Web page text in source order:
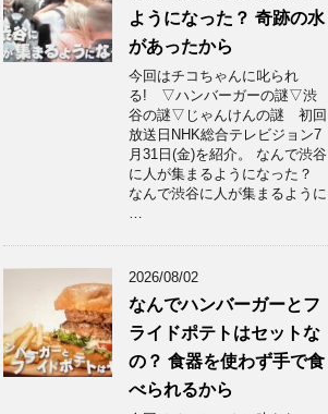
ようになった？ 奇跡の水
があったから
今回はチコちゃんに叱られ
る! ▽ハンバーガーの謎▽渋
谷の謎▽じゃんけんの謎 初回
放送日NHK総合テレビジョン7
月31日(金)を紹介。 なんで渋谷
に人が集まるようになった？
なんで渋谷に人が集まるように
…
2026/08/02
なんでハンバーガーとフ
ライドポテトはセットな
の？ 食器を使わず手で食
べられるから